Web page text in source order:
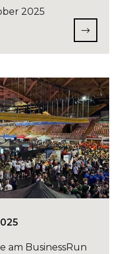
2025
am BusinessRun